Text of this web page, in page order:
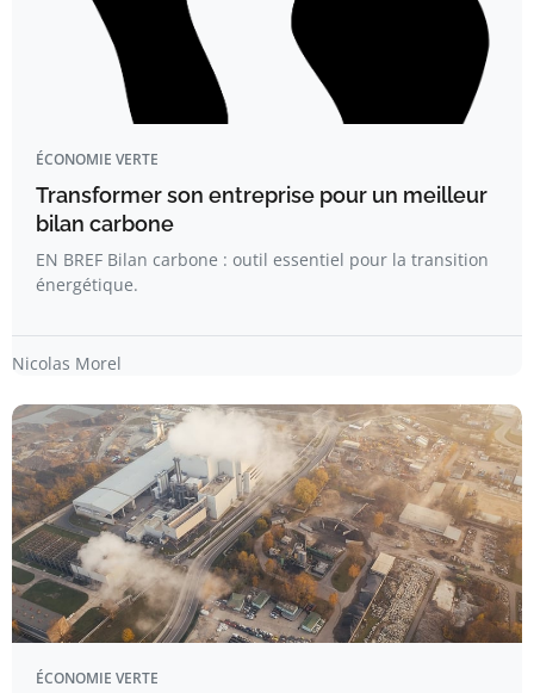
ÉCONOMIE VERTE
Transformer son entreprise pour un meilleur
bilan carbone
EN BREF Bilan carbone : outil essentiel pour la transition
énergétique.
Nicolas Morel
ÉCONOMIE VERTE